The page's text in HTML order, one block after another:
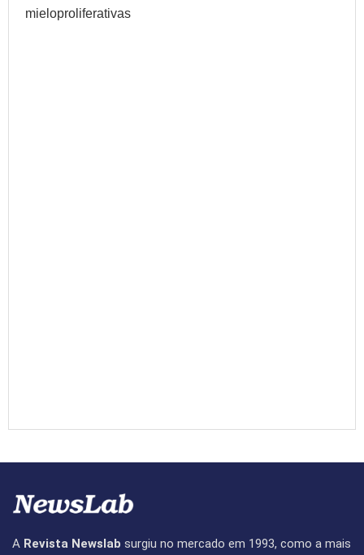
mieloproliferativas
A Revista Newslab surgiu no mercado em 1993, como a mais